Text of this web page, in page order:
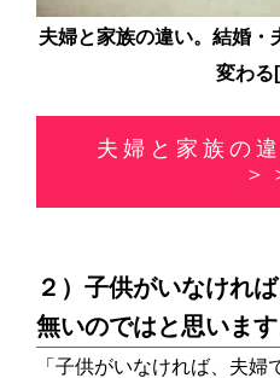
夫婦と家族の違い。結婚・
変わる [
夫婦と家族の
＞
２）子供がいなけれ
無いのではと思います
「子供がいなければ、夫婦